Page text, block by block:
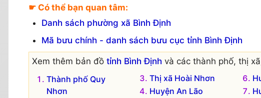
☛ Có thể bạn quan tâm:
Danh sách phường xã Bình Định
Mã bưu chính - danh sách bưu cục tỉnh Bình Định
Xem thêm bản đồ tỉnh Bình Định và các thành phố, thị
Thành phố Quy
Nhơn
Thị xã Hoài Nhơn
Huyện An Lão